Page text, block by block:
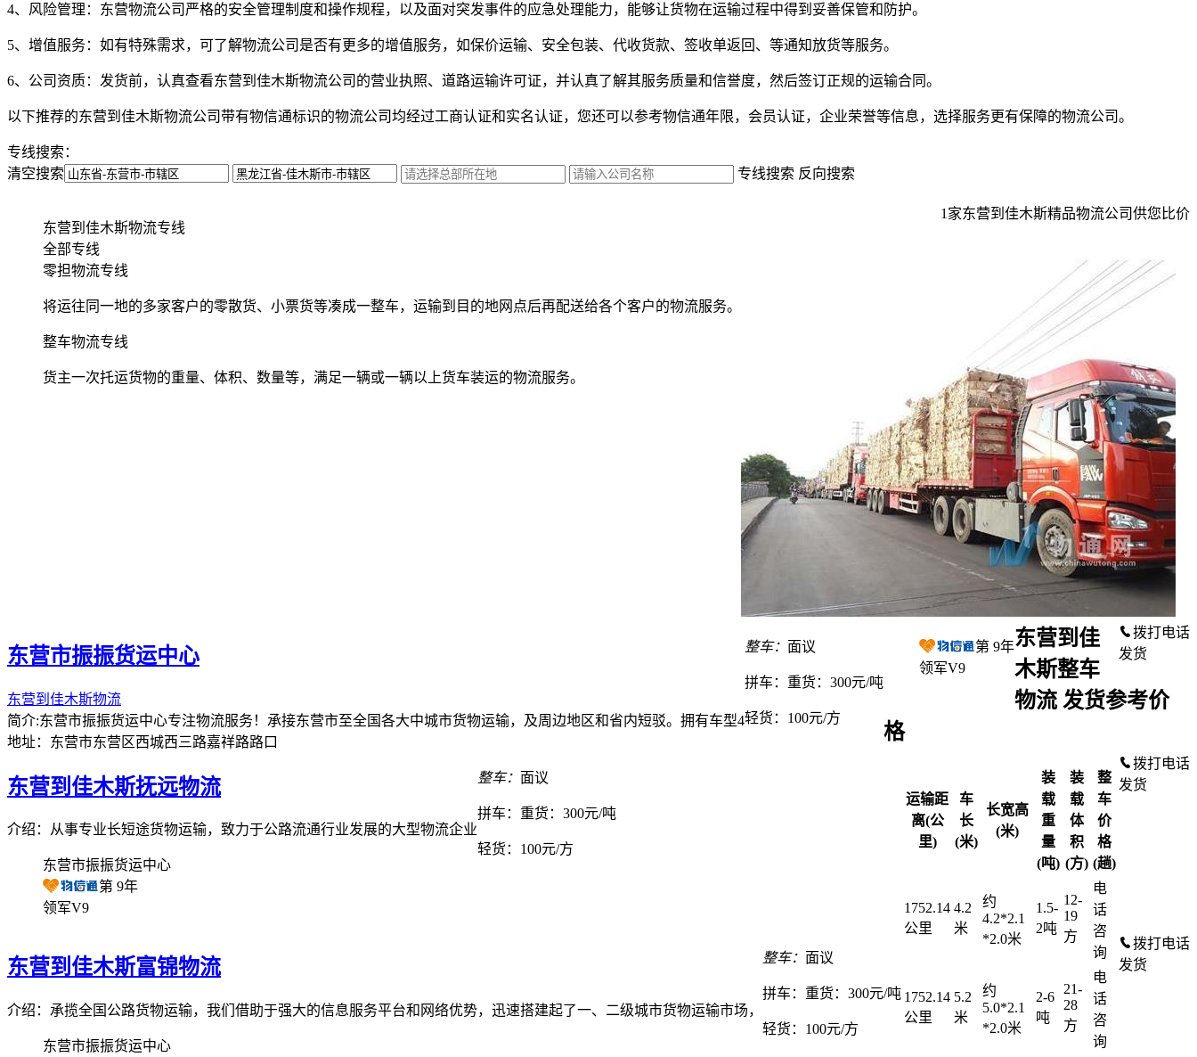
4、风险管理： 东营物流公司严格的安全管理制度和操作规程，以及面对突发事件的应急处理能力，能够让货物在运输过程中得到妥善保管和防护。
5、增值服务： 如有特殊需求，可了解物流公司是否有更多的增值服务，如保价运输、安全包装、代收货款、签收单返回、等通知放货等服务。
6、公司资质： 发货前，认真查看东营到佳木斯物流公司的营业执照、道路运输许可证，并认真了解其服务质量和信誉度，然后签订正规的运输合同。
以下推荐的东营到佳木斯物流公司带有物信通标识的物流公司均经过工商认证和实名认证，您还可以参考物信通年限，会员认证，企业荣誉等信息，选择服务更有保障的物流公司。
专线搜索：
专线搜索 反向搜索
清空搜索
东营到佳木斯物流专线
全部专线
零担物流专线
将运往同一地的多家客户的零散货、小票货等凑成一整车，运输到目的地网点后再配送给各个客户的物流服务。
整车物流专线
货主一次托运货物的重量、体积、数量等，满足一辆或一辆以上货车装运的物流服务。
1 家东营到佳木斯精品物流公司供您比价
东营市振振货运中心
东营到佳木斯物流
简介:东营市振振货运中心专注物流服务！承接东营市至全国各大中城市货物运输，及周边地区和省内短驳。拥有车型4
地址：东营市东营区西城西三路嘉祥路路口
整车： 面议
拼车： 重货：300元/吨
轻货： 100元/方
第 9年
领军V9
拨打电话
发货
东营到佳木斯抚远物流
介绍：从事专业长短途货物运输，致力于公路流通行业发展的大型物流企业
东营市振振货运中心
第 9年
领军V9
整车： 面议
拼车： 重货：300元/吨
轻货： 100元/方
拨打电话
发货
东营到佳木斯富锦物流
介绍：承揽全国公路货物运输，我们借助于强大的信息服务平台和网络优势，迅速搭建起了一、二级城市货物运输市场，
东营市振振货运中心
整车： 面议
拼车： 重货：300元/吨
轻货： 100元/方
拨打电话
发货
东营到佳
木斯整车
物流 发货参考价
格
运输距
离(公
里)
车
长
(米)
长宽高
(米)
装
载
重
量
(吨)
装
载
体
积
(方)
整
车
价
格
(趟)
1752.14
公里
4.2
米
约
4.2*2.1
*2.0米
1.5-
2吨
12-
19
方
电
话
咨
询
1752.14
公里
5.2
米
约
5.0*2.1
*2.0米
2-6
吨
21-
28
方
电
话
咨
询